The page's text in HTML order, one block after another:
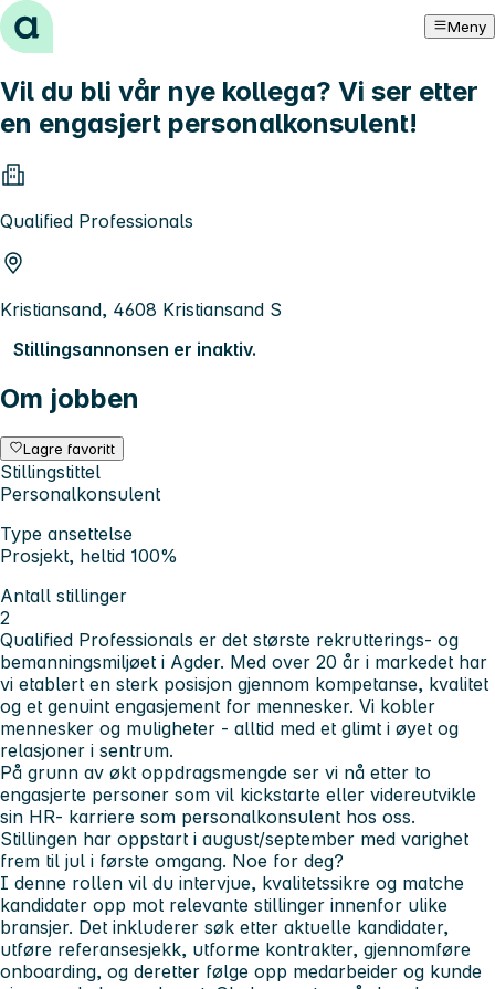
Hopp til innhold Meny
Vil du bli vår nye kollega? Vi ser etter
en engasjert personalkonsulent!
Qualified Professionals
Kristiansand, 4608 Kristiansand S
Stillingsannonsen er inaktiv.
Om jobben
Lagre favoritt
Stillingstittel
Personalkonsulent
Type ansettelse
Prosjekt, heltid 100%
Antall stillinger
2
Qualified Professionals er det største rekrutterings- og
bemanningsmiljøet i Agder. Med over 20 år i markedet har
vi etablert en sterk posisjon gjennom kompetanse, kvalitet
og et genuint engasjement for mennesker. Vi kobler
mennesker og muligheter - alltid med et glimt i øyet og
relasjoner i sentrum.
På grunn av økt oppdragsmengde ser vi nå etter to
engasjerte personer som vil kickstarte eller videreutvikle
sin HR- karriere som personalkonsulent hos oss.
Stillingen har oppstart i august/september med varighet
frem til jul i første omgang. Noe for deg?
I denne rollen vil du intervjue, kvalitetssikre og matche
kandidater opp mot relevante stillinger innenfor ulike
bransjer. Det inkluderer søk etter aktuelle kandidater,
utføre referansesjekk, utforme kontrakter, gjennomføre
onboarding, og deretter følge opp medarbeider og kunde